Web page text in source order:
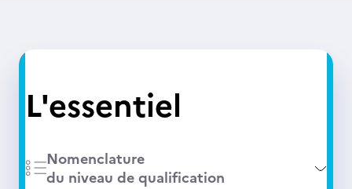
L'essentiel
Nomenclature
du niveau de qualification